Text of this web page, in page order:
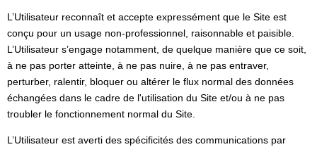
L’Utilisateur reconnaît et accepte expressément que le Site est
conçu pour un usage non-professionnel, raisonnable et paisible.
L’Utilisateur s’engage notamment, de quelque manière que ce soit,
à ne pas porter atteinte, à ne pas nuire, à ne pas entraver,
perturber, ralentir, bloquer ou altérer le flux normal des données
échangées dans le cadre de l'utilisation du Site et/ou à ne pas
troubler le fonctionnement normal du Site.
L’Utilisateur est averti des spécificités des communications par